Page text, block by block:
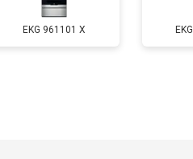
EKG 961101 X